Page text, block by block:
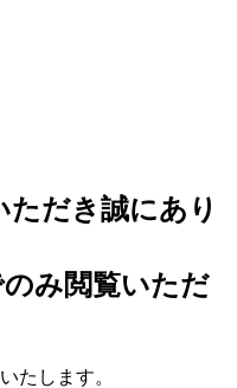
だき誠にあり
み閲覧いただ
たします。